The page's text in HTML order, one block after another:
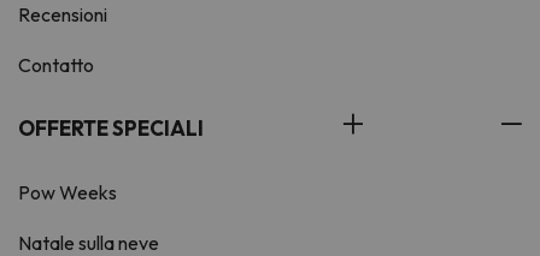
Recensioni
Contatto
OFFERTE SPECIALI
Pow Weeks
Natale sulla neve